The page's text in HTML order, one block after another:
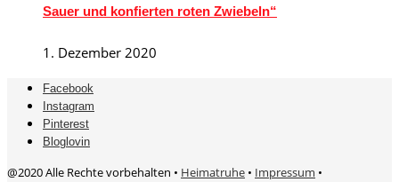
Sauer und konfierten roten Zwiebeln“
1. Dezember 2020
Facebook
Instagram
Pinterest
Bloglovin
@2020 Alle Rechte vorbehalten • Heimatruhe • Impressum •